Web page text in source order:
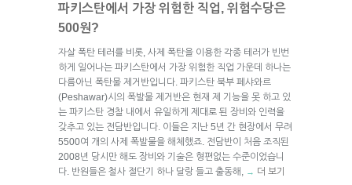
파키스탄에서 가장 위험한 직업, 위험수당은
500원?
자살 폭탄 테러를 비롯, 사제 폭탄을 이용한 각종 테러가 빈번
하게 일어나는 파키스탄에서 가장 위험한 직업 가운데 하나는
다름아닌 폭탄물 제거반입니다. 파키스탄 북부 페샤와르
(Peshawar)시의 폭발물 제거반은 현재 제 기능을 못 하고 있
는 파키스탄 경찰 내에서 유일하게 제대로 된 장비와 인력을
갖추고 있는 전담반입니다. 이들은 지난 5년 간 현장에서 무려
5500여 개의 사제 폭발물을 해체했죠. 전담반이 처음 조직된
2008년 당시만 해도 장비와 기술은 형편없는 수준이었습니
다. 반원들은 철사 절단기 하나 달랑 들고 출동해,
→ 더 보기